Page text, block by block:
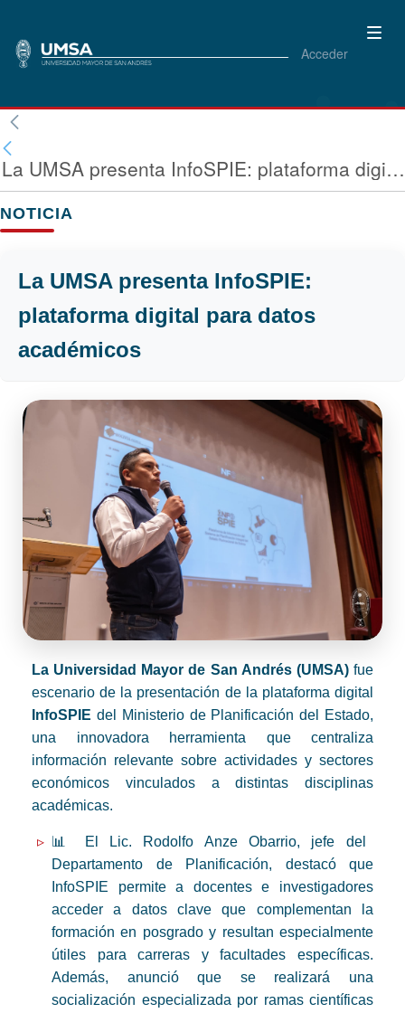
Acceder
La UMSA presenta InfoSPIE: plataforma digital para datos académicos
NOTICIA
La UMSA presenta InfoSPIE:
plataforma digital para datos
académicos
La Universidad Mayor de San Andrés (UMSA)fue
escenario de la presentación de la plataforma digital
InfoSPIE del Ministerio de Planificación del Estado,
una innovadora herramienta que centraliza
información relevante sobre actividades y sectores
económicos vinculados a distintas disciplinas
académicas.
📊 El Lic. Rodolfo Anze Obarrio, jefe del
Departamento de Planificación, destacó que
InfoSPIE permite a docentes e investigadores
acceder a datos clave que complementan la
formación en posgrado y resultan especialmente
útiles para carreras y facultades específicas.
Además, anunció que se realizará una
socialización especializada por ramas científicas